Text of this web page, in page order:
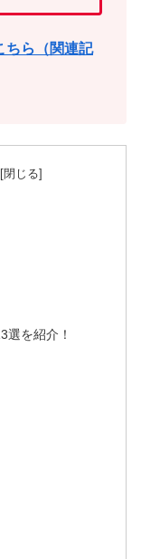
ちら（関連記
選を紹介！